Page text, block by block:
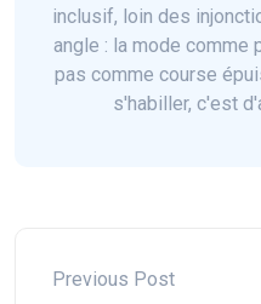
inclusif, loin des
angle : la mode
pas comme course
s'habiller, c'est
Previous Post